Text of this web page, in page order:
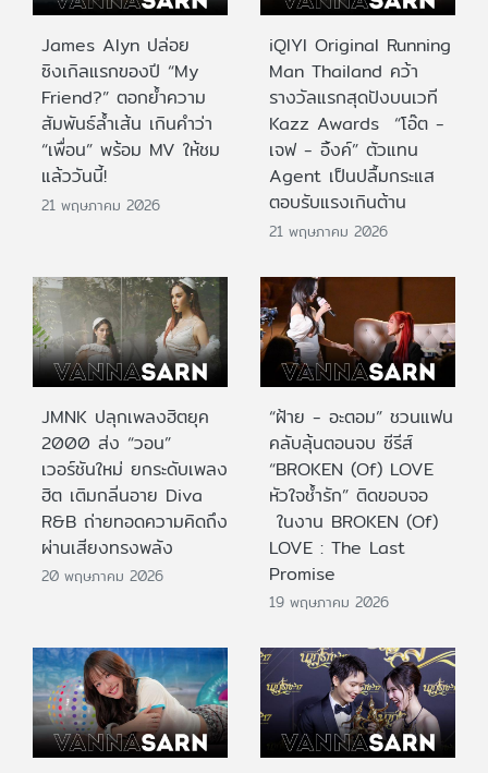
James Alyn ปล่อย
ซิงเกิลแรกของปี “My
Friend?” ตอกย้ำความ
สัมพันธ์ล้ำเส้น เกินคำว่า
“เพื่อน” พร้อม MV ให้ชม
แล้ววันนี้!
21 พฤษภาคม 2026
iQIYI Original Running
Man Thailand คว้า
รางวัลแรกสุดปังบนเวที
Kazz Awards “โอ๊ต -
เจฟ - อิ้งค์” ตัวแทน
Agent เป็นปลื้มกระแส
ตอบรับแรงเกินต้าน
21 พฤษภาคม 2026
JMNK ปลุกเพลงฮิตยุค
2000 ส่ง “วอน”
เวอร์ชันใหม่ ยกระดับเพลง
ฮิต เติมกลิ่นอาย Diva
R&B ถ่ายทอดความคิดถึง
ผ่านเสียงทรงพลัง
20 พฤษภาคม 2026
“ฝ้าย - อะตอม” ชวนแฟน
คลับลุ้นตอนจบ ซีรีส์
“BROKEN (Of) LOVE
หัวใจช้ำรัก” ติดขอบจอ
ในงาน BROKEN (Of)
LOVE : The Last
Promise
19 พฤษภาคม 2026